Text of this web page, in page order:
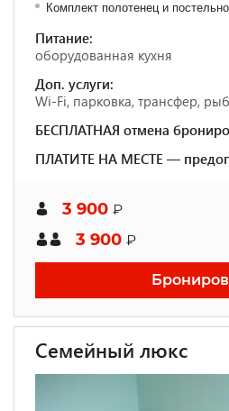
Комплект полотенец и
Питание:
оборудованная кухня
Доп. услуги:
Wi-Fi, парковка, трансфер,
БЕСПЛАТНАЯ отмена
ПЛАТИТЕ НА МЕСТЕ —
3 900 ₽
3 900 ₽
Семейный люкс